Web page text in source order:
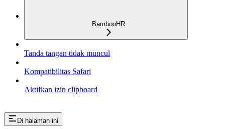
BambooHR
Tanda tangan tidak muncul
Kompatibilitas Safari
Aktifkan izin clipboard
Di halaman ini